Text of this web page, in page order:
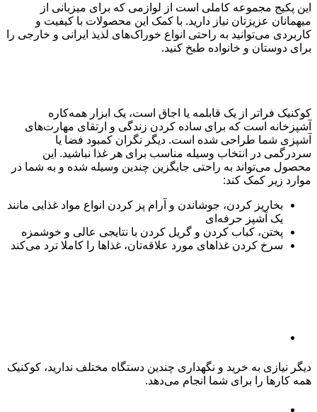
این پکیج مجموعه کاملی است از لوازمی که برای میزبانی از
میهمانان عزیزتان نیاز دارید. با کمک این محصولات با کیفیت و
کاربردی می‌توانید به راحتی انواع خوراک‌های لذیذ ایرانی و خارجی را
برای دوستان و خانواده طبخ کنید.
کوکنیک فراتر از یک قابلمه یا اجاق است، یک ابزار همه‌کاره
آشپزخانه است که برای ساده کردن زندگی و ارتقای مهارت‌های
آشپزی شما طراحی شده است. دیگر نگران کمبود فضا یا
سردرگمی در انتخاب وسیله مناسب برای هر غذا نباشید. این
محصول می‌تواند به راحتی جایگزین چندین وسیله شده و به شما در
موارد زیر کمک کند:
بخارپز کردن، جوشاندن و آرام پز کردن انواع مواد غذایی مانند
یک آشپز حرفه‌ای
پختن، کباب کردن و گریل کردن با نتایجی عالی و خوشمزه
سرخ کردن غذاهای مورد علاقه‌تان، غذاها را کاملا ترد می‌کند
دیگر نیازی به خرید و نگهداری چندین دستگاه مختلف ندارید، کوکنیک
همه کارها را برای شما انجام می‌دهد.